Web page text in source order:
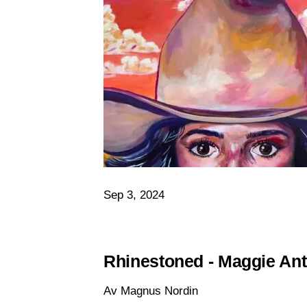
Sep 3, 2024
Rhinestoned - Maggie
Av Magnus Nordin